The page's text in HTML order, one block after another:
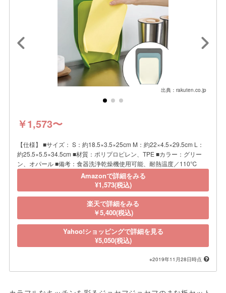
出典：rakuten.co.jp
￥1,573〜
【仕様】 ■サイズ： S：約18.5×3.5×25cm M：約22×4.5×29.5cm L：
約25.5×5.5×34.5cm ■材質：ポリプロピレン、TPE ■カラー：グリー
ン、オパール ■備考：食器洗浄乾燥機使用可能、耐熱温度／110℃
Amazonで詳細をみる
¥1,573(税込)
楽天で詳細をみる
￥5,400(税込)
Yahoo!ショッピングで詳細を見る
¥5,050(税込)
※2019年11月28日時点